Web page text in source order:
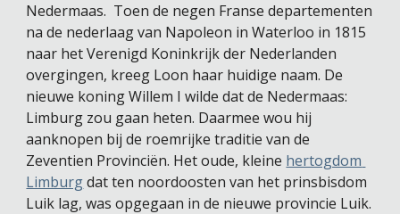
Nedermaas.  Toen de negen Franse departementen
na de nederlaag van Napoleon in Waterloo in 1815
naar het Verenigd Koninkrijk der Nederlanden
overgingen, kreeg Loon haar huidige naam. De
nieuwe koning Willem I wilde dat de Nedermaas:
Limburg zou gaan heten. Daarmee wou hij
aanknopen bij de roemrijke traditie van de
Zeventien Provinciën. Het oude, kleine hertogdom
Limburg dat ten noordoosten van het prinsbisdom
Luik lag, was opgegaan in de nieuwe provincie Luik.